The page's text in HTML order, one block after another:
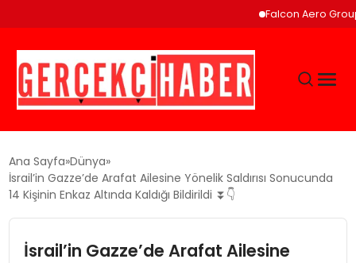
Falcon Aero Group,
GÜNCEL
EĞITIM
EKONOMI
Ana Sayfa Dünya
İsrail’in Gazze’de Arafat Ailesine Yönelik Saldırısı Sonucunda
14 Kişinin Enkaz Altında Kaldığı Bildirildi ⏬👇
İsrail’in Gazze’de Arafat Ailesine